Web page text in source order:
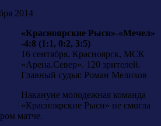
2014
«Красноярские Рыси»-«Мечел»
-4:8 (1:1, 0:2, 3:5)
16 сентября. Красноярск, МСК
«Арена.Север». 120 зрителей.
Главный судья: Роман Мелихов
Накануне молодежная команда
«Красноярские Рыси» не смогла
матче.